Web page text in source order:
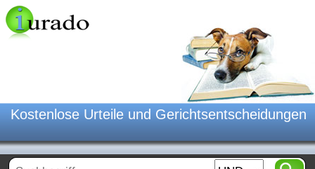
Kostenlose Urteile und Gerichtsentscheidungen